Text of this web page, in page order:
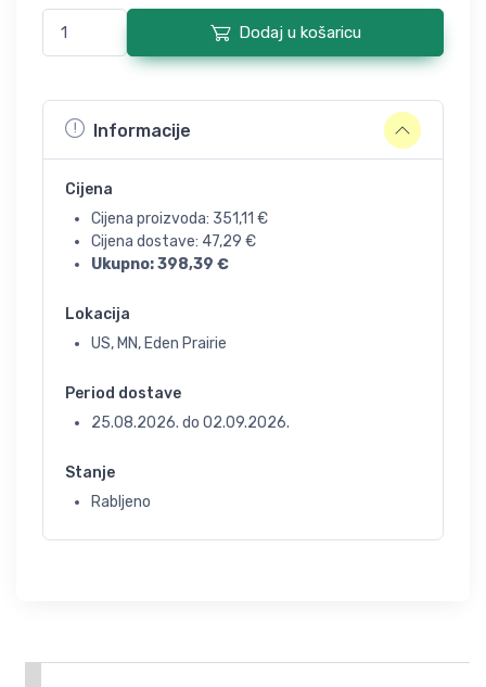
Dodaj u košaricu
Informacije
Cijena
Cijena proizvoda: 351,11 €
Cijena dostave: 47,29 €
Ukupno:398,39 €
Lokacija
US, MN, Eden Prairie
Period dostave
25.08.2026. do 02.09.2026.
Stanje
Rabljeno